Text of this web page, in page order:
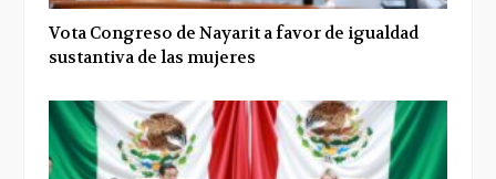
Vota Congreso de Nayarit a favor de igualdad
sustantiva de las mujeres